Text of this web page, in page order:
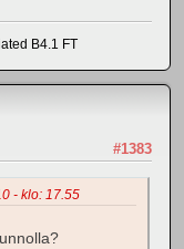
B4.1 FT
#1383
- klo: 17.55